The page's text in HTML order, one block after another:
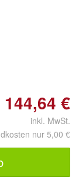
144,64 €
inkl. MwSt.
nur 5,00 €